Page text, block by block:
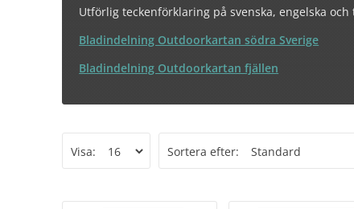
Utförlig teckenförklaring på svenska, engelska och
Bladindelning Outdoorkartan södra Sverige
Bladindelning Outdoorkartan fjällen
Visa: Sortera efter: